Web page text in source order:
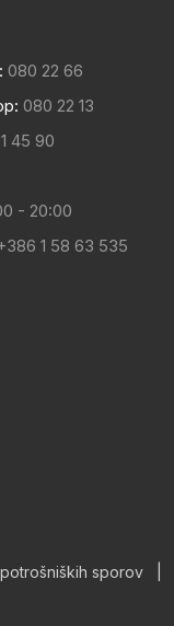
080 22 66
080 22 13
45 90
- 20:00
1 58 63 535
sporov